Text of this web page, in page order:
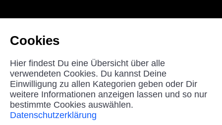
KONTAKT
beyounic GmbH
Nordstraße 27
33181 Bad Wünnenberg
Germany
helpdesk@beyounic.eu
Cookies
Hier findest Du eine Übersicht über alle
verwendeten Cookies. Du kannst Deine
Einwilligung zu allen Kategorien geben oder Dir
weitere Informationen anzeigen lassen und so nur
bestimmte Cookies auswählen.
Datenschutzerklärung